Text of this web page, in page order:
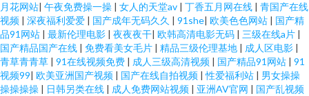
月花网站| 午夜免费操一操 | 女人的天堂av | 丁香五月网在线 | 青国产在线
视频 | 深夜福利爱爱 | 国产成年无码久久 | 91she| 欧美色色网站 | 国产精
品91网站 | 最新伦理电影 | 夜夜夜干| 欧韩高清电影无码 | 三级在线a片 |
国产精品国产在线 | 免费看美女毛片 | 精品三级伦理基地 | 成人区电影 |
青草青青草 | 91在线视频免费 | 成人三级高清视频 | 国产精品91网站 | 91
视频99| 欧美亚洲国产视频 | 国产在线自拍视频 |性爱福利站 | 男女操操
操操操操 | 日韩另类在线 | 成人免费网站视频 | 亚洲AV官网 | 国产乱视频